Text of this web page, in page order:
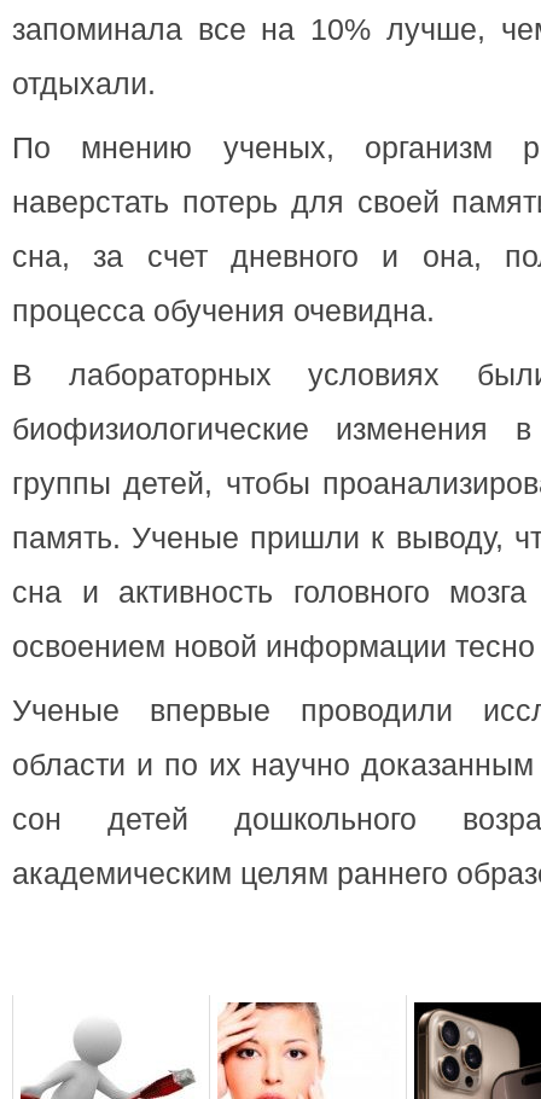
запоминала все на 10% лучше,
отдыхали.
По мнению ученых, организм
наверстать потерь для своей
сна, за счет дневного и она,
процесса обучения очевидна.
В лабораторных условиях
биофизиологические изменения
группы детей, чтобы
память. Ученые пришли к выводу,
сна и активность головного
освоением новой информации
Ученые впервые проводили
области и по их научно
сон детей дошкольного
академическим целям раннего